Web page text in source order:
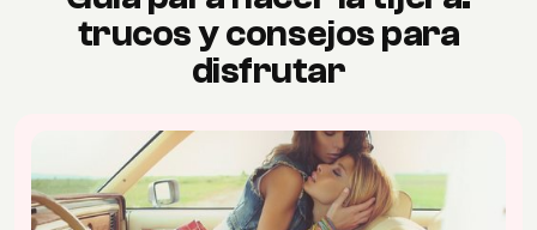
trucos y consejos para
disfrutar